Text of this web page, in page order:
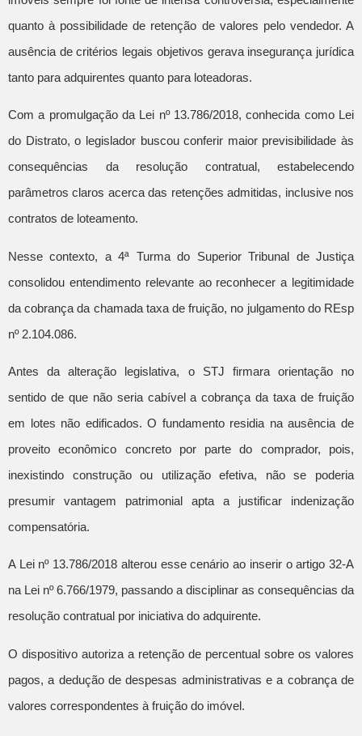
quanto à possibilidade de retenção de valores pelo vendedor. A
ausência de critérios legais objetivos gerava insegurança jurídica
tanto para adquirentes quanto para loteadoras.
Com a promulgação da Lei nº 13.786/2018, conhecida como Lei
do Distrato, o legislador buscou conferir maior previsibilidade às
consequências da resolução contratual, estabelecendo
parâmetros claros acerca das retenções admitidas, inclusive nos
contratos de loteamento.
Nesse contexto, a 4ª Turma do Superior Tribunal de Justiça
consolidou entendimento relevante ao reconhecer a legitimidade
da cobrança da chamada taxa de fruição, no julgamento do REsp
nº 2.104.086.
Antes da alteração legislativa, o STJ firmara orientação no
sentido de que não seria cabível a cobrança da taxa de fruição
em lotes não edificados. O fundamento residia na ausência de
proveito econômico concreto por parte do comprador, pois,
inexistindo construção ou utilização efetiva, não se poderia
presumir vantagem patrimonial apta a justificar indenização
compensatória.
A Lei nº 13.786/2018 alterou esse cenário ao inserir o artigo 32-A
na Lei nº 6.766/1979, passando a disciplinar as consequências da
resolução contratual por iniciativa do adquirente.
O dispositivo autoriza a retenção de percentual sobre os valores
pagos, a dedução de despesas administrativas e a cobrança de
valores correspondentes à fruição do imóvel.